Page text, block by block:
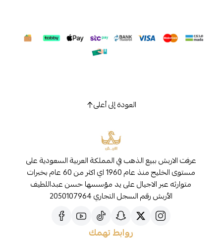
العودة إلى أعلى
عرفت الاربش ببيع الذهب في المملكة العربية السعودية على
مستوى الخليج منذ عام 1960 اي اكثر من 60 عام بخبرات
متوارثه عبر الاجيال على يد مؤسسها حسن عبداللطيف
الأربش رقم السجل التجاري 2050107964
روابط تهمك